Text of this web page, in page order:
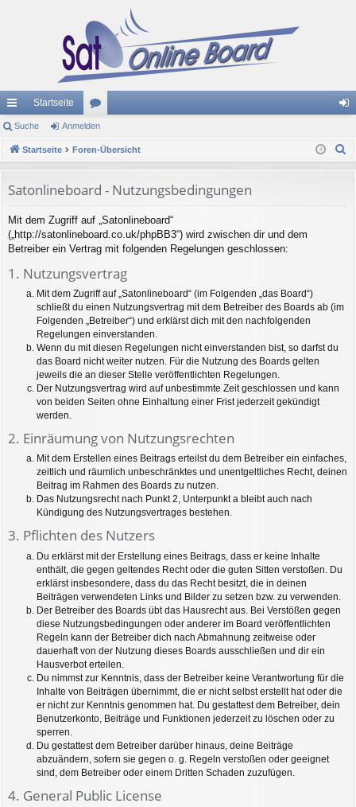
ch
ne
ug
riff
Startseite
or
en m
Suche Anmelden
Startseite Foren-Übersicht
Satonlineboard - Nutzungsbedingungen
Mit dem Zugriff auf „Satonlineboard“
(„http://satonlineboard.co.uk/phpBB3“) wird zwischen dir und dem
Betreiber ein Vertrag mit folgenden Regelungen geschlossen:
1. Nutzungsvertrag
Mit dem Zugriff auf „Satonlineboard“ (im Folgenden „das Board“)
schließt du einen Nutzungsvertrag mit dem Betreiber des Boards ab (im
Folgenden „Betreiber“) und erklärst dich mit den nachfolgenden
Regelungen einverstanden.
Wenn du mit diesen Regelungen nicht einverstanden bist, so darfst du
das Board nicht weiter nutzen. Für die Nutzung des Boards gelten
jeweils die an dieser Stelle veröffentlichten Regelungen.
Der Nutzungsvertrag wird auf unbestimmte Zeit geschlossen und kann
von beiden Seiten ohne Einhaltung einer Frist jederzeit gekündigt
werden.
2. Einräumung von Nutzungsrechten
Mit dem Erstellen eines Beitrags erteilst du dem Betreiber ein einfaches,
zeitlich und räumlich unbeschränktes und unentgeltliches Recht, deinen
Beitrag im Rahmen des Boards zu nutzen.
Das Nutzungsrecht nach Punkt 2, Unterpunkt a bleibt auch nach
Kündigung des Nutzungsvertrages bestehen.
3. Pflichten des Nutzers
Du erklärst mit der Erstellung eines Beitrags, dass er keine Inhalte
enthält, die gegen geltendes Recht oder die guten Sitten verstoßen. Du
erklärst insbesondere, dass du das Recht besitzt, die in deinen
Beiträgen verwendeten Links und Bilder zu setzen bzw. zu verwenden.
Der Betreiber des Boards übt das Hausrecht aus. Bei Verstößen gegen
diese Nutzungsbedingungen oder anderer im Board veröffentlichten
Regeln kann der Betreiber dich nach Abmahnung zeitweise oder
dauerhaft von der Nutzung dieses Boards ausschließen und dir ein
Hausverbot erteilen.
Du nimmst zur Kenntnis, dass der Betreiber keine Verantwortung für die
Inhalte von Beiträgen übernimmt, die er nicht selbst erstellt hat oder die
er nicht zur Kenntnis genommen hat. Du gestattest dem Betreiber, dein
Benutzerkonto, Beiträge und Funktionen jederzeit zu löschen oder zu
sperren.
Du gestattest dem Betreiber darüber hinaus, deine Beiträge
abzuändern, sofern sie gegen o. g. Regeln verstoßen oder geeignet
sind, dem Betreiber oder einem Dritten Schaden zuzufügen.
4. General Public License